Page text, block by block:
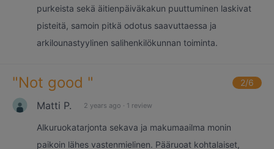
purkeista sekä äitienpäiväkakun puuttuminen laskivat
pisteitä, samoin pitkä odotus saavuttaessa ja
arkilounastyylinen salihenkilökunnan toiminta.
"Not good " 2/6
Matti P. 2 years ago · 1 review
Alkuruokatarjonta sekava ja makumaailma monin
paikoin lähes vastenmielinen. Pääruoat kohtalaiset,